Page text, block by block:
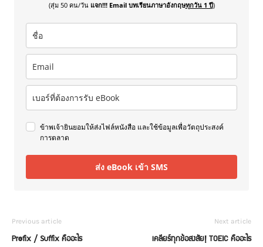
(สุ่ม 50 คน/วัน แจก!!! Email บทเรียนภาษาอังกฤษทุกวัน 1 ปี)
ข้าพเจ้ายินยอมให้ส่งไฟล์หนังสือ และใช้ข้อมูลเพื่อวัตถุประสงค์
การตลาด
ส่ง eBook เข้า SMS
Previous article
Prefix / Suffix คืออะไร
Next article
เคลียร์ทุกข้อสงสัย! TOEIC คืออะไร